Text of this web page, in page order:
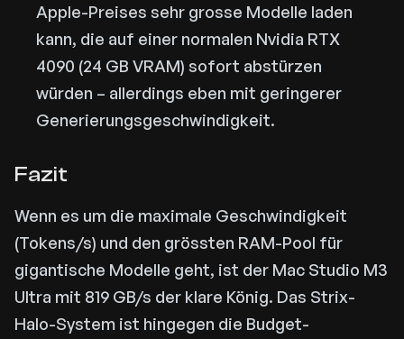
Apple-Preises sehr grosse Modelle laden
kann, die auf einer normalen Nvidia RTX
4090 (24 GB VRAM) sofort abstürzen
würden – allerdings eben mit geringerer
Generierungsgeschwindigkeit.
Fazit
Wenn es um die maximale Geschwindigkeit
(Tokens/s) und den grössten RAM-Pool für
gigantische Modelle geht, ist der Mac Studio M3
Ultra mit 819 GB/s der klare König. Das Strix-
Halo-System ist hingegen die Budget-